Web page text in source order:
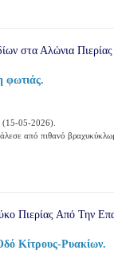
φωτιάς.
(15-05-2026).
από πιθανό
Κίτρους-Ρυακίων.